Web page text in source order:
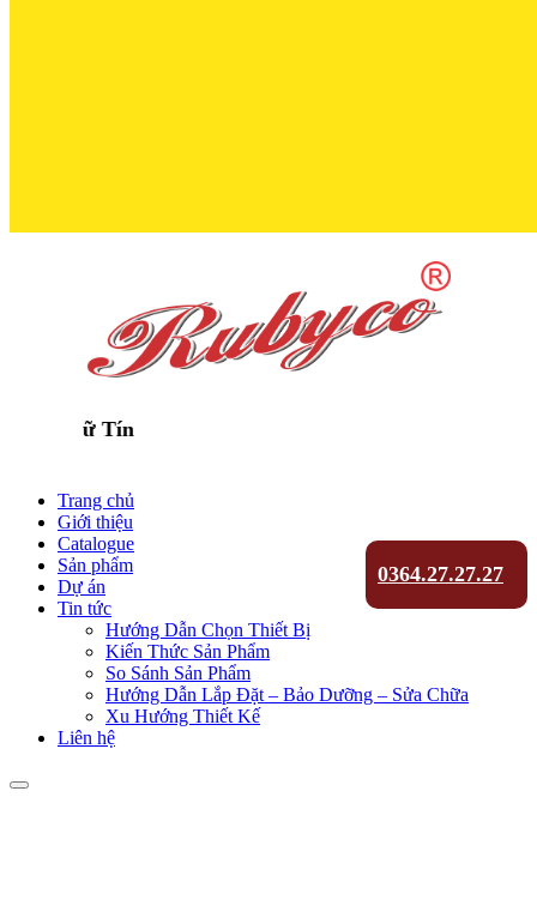
0364.27.27.27
Trang chủ
Giới thiệu
Catalogue
Sản phẩm
Dự án
Tin tức
Hướng Dẫn Chọn Thiết Bị
Kiến Thức Sản Phẩm
So Sánh Sản Phẩm
Hướng Dẫn Lắp Đặt – Bảo Dưỡng – Sửa Chữa
Xu Hướng Thiết Kế
Liên hệ